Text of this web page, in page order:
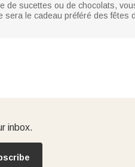
de sucettes ou de chocolats,
le cadeau préféré des fêtes
inbox.